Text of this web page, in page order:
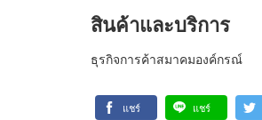
สินค้าและบริการ
ธุรกิจการค้าสมาคมองค์กรณ์
แชร์ แชร์